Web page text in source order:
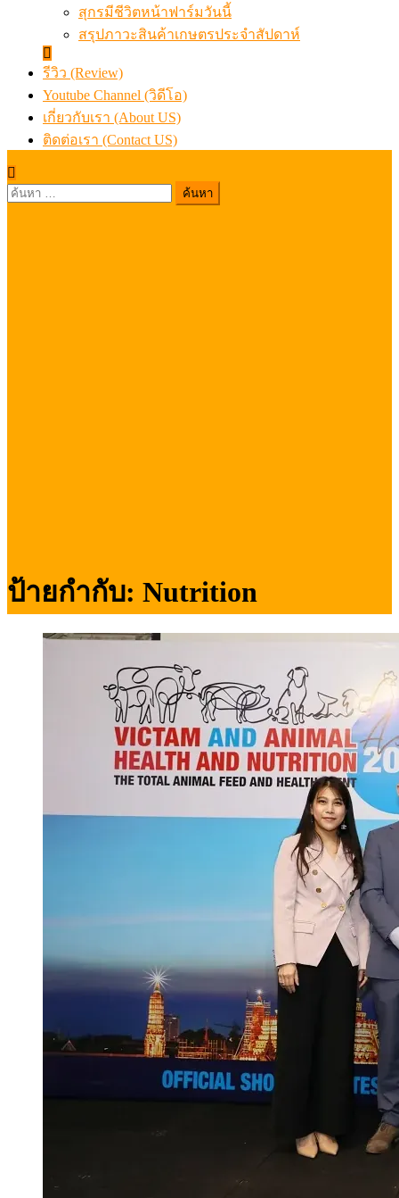
สุกรมีชีวิตหน้าฟาร์มวันนี้
สรุปภาวะสินค้าเกษตรประจำสัปดาห์
รีวิว (Review)
Youtube Channel (วิดีโอ)
เกี่ยวกับเรา (About US)
ติดต่อเรา (Contact US)
ค้นหา
ป้ายกำกับ: Nutrition